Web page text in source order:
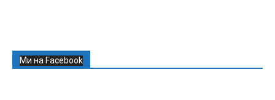
Ми на Facebook